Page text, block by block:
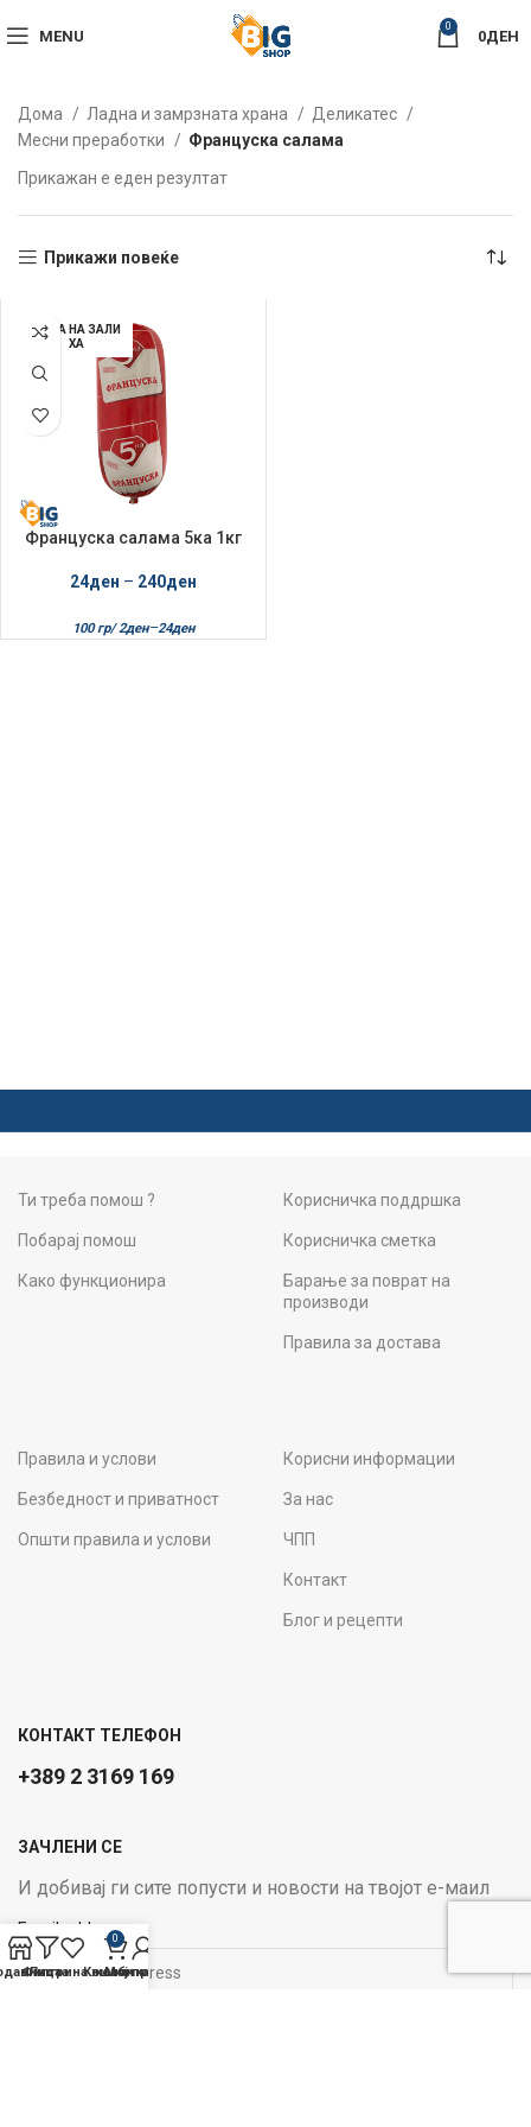
MENU
0
0ДЕН
Дома Ладна и замрзната храна
Деликатес
Месни преработки
Француска салама
Прикажан е еден резултат
Прикажи повеќе
НЕМА НА ЗАЛИ
ХА
Француска салама 5ка 1кг
24ден – 240ден
100 гр/ 2ден–24ден
Ти треба помош ?
Побарај помош
Како функционира
Корисничка поддршка
Корисничка сметка
Барање за поврат на
производи
Правила за достава
Правила и услови
Безбедност и приватност
Општи правила и услови
Корисни информации
За нас
ЧПП
Контакт
Блог и рецепти
КОНТАКТ ТЕЛЕФОН
+389 2 3169 169
ЗАЧЛЕНИ СЕ
И добивај ги сите попусти и новости на твојот е-маил
Email address:
Филтри
Листа на желби
0
Кошничка
Мој профил